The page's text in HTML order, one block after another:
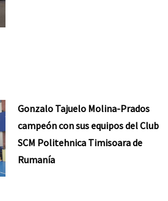
Gonzalo Tajuelo Molina-Prados
campeón con sus equipos del Club
SCM Politehnica Timisoara de
Rumanía